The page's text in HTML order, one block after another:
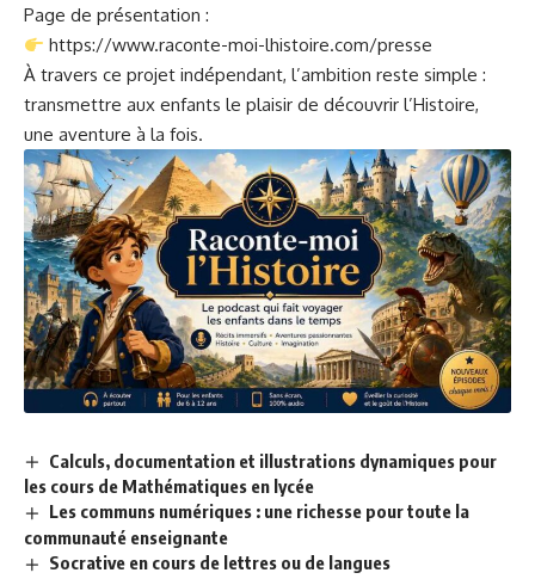
Page de présentation :
https://www.raconte-moi-lhistoire.com/presse
À travers ce projet indépendant, l’ambition reste simple :
transmettre aux enfants le plaisir de découvrir l’Histoire,
une aventure à la fois.
Calculs, documentation et illustrations dynamiques pour
les cours de Mathématiques en lycée
Les communs numériques : une richesse pour toute la
communauté enseignante
Socrative en cours de lettres ou de langues